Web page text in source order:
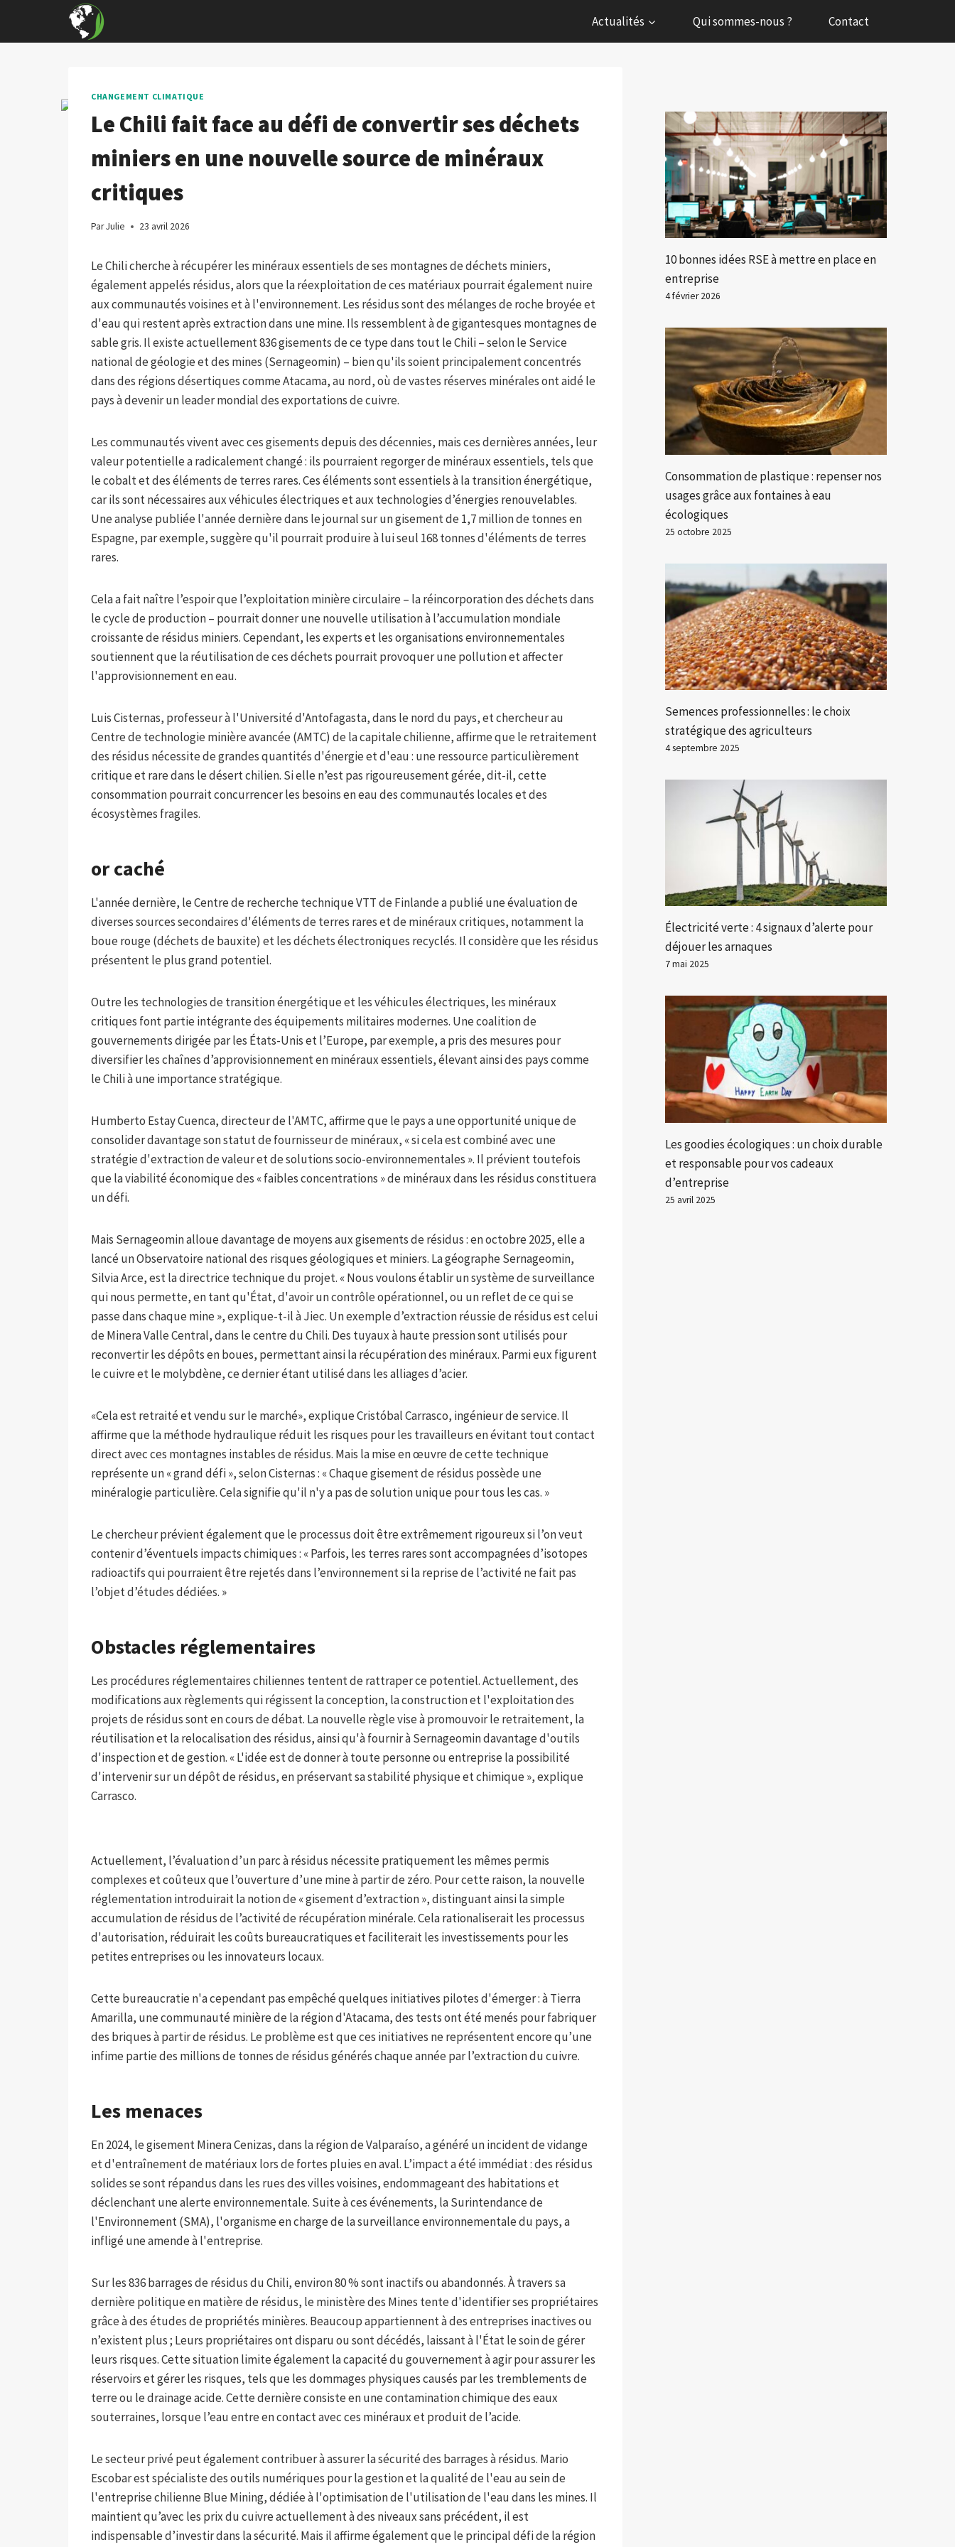
content
Actualités Qui sommes-nous ? Contact
CHANGEMENT CLIMATIQUE
Le Chili fait face au défi de convertir ses déchets
miniers en une nouvelle source de minéraux
critiques
ParJulie 23 avril 2026
Le Chili cherche à récupérer les minéraux essentiels de ses montagnes de déchets miniers,
également appelés résidus, alors que la réexploitation de ces matériaux pourrait également nuire
aux communautés voisines et à l'environnement. Les résidus sont des mélanges de roche broyée et
d'eau qui restent après extraction dans une mine. Ils ressemblent à de gigantesques montagnes de
sable gris. Il existe actuellement 836 gisements de ce type dans tout le Chili – selon le Service
national de géologie et des mines (Sernageomin) – bien qu'ils soient principalement concentrés
dans des régions désertiques comme Atacama, au nord, où de vastes réserves minérales ont aidé le
pays à devenir un leader mondial des exportations de cuivre.
Les communautés vivent avec ces gisements depuis des décennies, mais ces dernières années, leur
valeur potentielle a radicalement changé : ils pourraient regorger de minéraux essentiels, tels que
le cobalt et des éléments de terres rares. Ces éléments sont essentiels à la transition énergétique,
car ils sont nécessaires aux véhicules électriques et aux technologies d’énergies renouvelables.
Une analyse publiée l'année dernière dans le journal sur un gisement de 1,7 million de tonnes en
Espagne, par exemple, suggère qu'il pourrait produire à lui seul 168 tonnes d'éléments de terres
rares.
Cela a fait naître l’espoir que l’exploitation minière circulaire – la réincorporation des déchets dans
le cycle de production – pourrait donner une nouvelle utilisation à l’accumulation mondiale
croissante de résidus miniers. Cependant, les experts et les organisations environnementales
soutiennent que la réutilisation de ces déchets pourrait provoquer une pollution et affecter
l'approvisionnement en eau.
Luis Cisternas, professeur à l'Université d'Antofagasta, dans le nord du pays, et chercheur au
Centre de technologie minière avancée (AMTC) de la capitale chilienne, affirme que le retraitement
des résidus nécessite de grandes quantités d'énergie et d'eau : une ressource particulièrement
critique et rare dans le désert chilien. Si elle n’est pas rigoureusement gérée, dit-il, cette
consommation pourrait concurrencer les besoins en eau des communautés locales et des
écosystèmes fragiles.
or caché
L'année dernière, le Centre de recherche technique VTT de Finlande a publié une évaluation de
diverses sources secondaires d'éléments de terres rares et de minéraux critiques, notamment la
boue rouge (déchets de bauxite) et les déchets électroniques recyclés. Il considère que les résidus
présentent le plus grand potentiel.
Outre les technologies de transition énergétique et les véhicules électriques, les minéraux
critiques font partie intégrante des équipements militaires modernes. Une coalition de
gouvernements dirigée par les États-Unis et l’Europe, par exemple, a pris des mesures pour
diversifier les chaînes d’approvisionnement en minéraux essentiels, élevant ainsi des pays comme
le Chili à une importance stratégique.
Humberto Estay Cuenca, directeur de l'AMTC, affirme que le pays a une opportunité unique de
consolider davantage son statut de fournisseur de minéraux, « si cela est combiné avec une
stratégie d'extraction de valeur et de solutions socio-environnementales ». Il prévient toutefois
que la viabilité économique des « faibles concentrations » de minéraux dans les résidus constituera
un défi.
Mais Sernageomin alloue davantage de moyens aux gisements de résidus : en octobre 2025, elle a
lancé un Observatoire national des risques géologiques et miniers. La géographe Sernageomin,
Silvia Arce, est la directrice technique du projet. « Nous voulons établir un système de surveillance
qui nous permette, en tant qu'État, d'avoir un contrôle opérationnel, ou un reflet de ce qui se
passe dans chaque mine », explique-t-il à Jiec. Un exemple d’extraction réussie de résidus est celui
de Minera Valle Central, dans le centre du Chili. Des tuyaux à haute pression sont utilisés pour
reconvertir les dépôts en boues, permettant ainsi la récupération des minéraux. Parmi eux figurent
le cuivre et le molybdène, ce dernier étant utilisé dans les alliages d’acier.
«Cela est retraité et vendu sur le marché», explique Cristóbal Carrasco, ingénieur de service. Il
affirme que la méthode hydraulique réduit les risques pour les travailleurs en évitant tout contact
direct avec ces montagnes instables de résidus. Mais la mise en œuvre de cette technique
représente un « grand défi », selon Cisternas : « Chaque gisement de résidus possède une
minéralogie particulière. Cela signifie qu'il n'y a pas de solution unique pour tous les cas. »
Le chercheur prévient également que le processus doit être extrêmement rigoureux si l’on veut
contenir d’éventuels impacts chimiques : « Parfois, les terres rares sont accompagnées d’isotopes
radioactifs qui pourraient être rejetés dans l’environnement si la reprise de l’activité ne fait pas
l’objet d’études dédiées. »
Obstacles réglementaires
Les procédures réglementaires chiliennes tentent de rattraper ce potentiel. Actuellement, des
modifications aux règlements qui régissent la conception, la construction et l'exploitation des
projets de résidus sont en cours de débat. La nouvelle règle vise à promouvoir le retraitement, la
réutilisation et la relocalisation des résidus, ainsi qu'à fournir à Sernageomin davantage d'outils
d'inspection et de gestion. « L'idée est de donner à toute personne ou entreprise la possibilité
d'intervenir sur un dépôt de résidus, en préservant sa stabilité physique et chimique », explique
Carrasco.
Actuellement, l’évaluation d’un parc à résidus nécessite pratiquement les mêmes permis
complexes et coûteux que l’ouverture d’une mine à partir de zéro. Pour cette raison, la nouvelle
réglementation introduirait la notion de « gisement d’extraction », distinguant ainsi la simple
accumulation de résidus de l’activité de récupération minérale. Cela rationaliserait les processus
d'autorisation, réduirait les coûts bureaucratiques et faciliterait les investissements pour les
petites entreprises ou les innovateurs locaux.
Cette bureaucratie n'a cependant pas empêché quelques initiatives pilotes d'émerger : à Tierra
Amarilla, une communauté minière de la région d'Atacama, des tests ont été menés pour fabriquer
des briques à partir de résidus. Le problème est que ces initiatives ne représentent encore qu’une
infime partie des millions de tonnes de résidus générés chaque année par l’extraction du cuivre.
Les menaces
En 2024, le gisement Minera Cenizas, dans la région de Valparaíso, a généré un incident de vidange
et d'entraînement de matériaux lors de fortes pluies en aval. L’impact a été immédiat : des résidus
solides se sont répandus dans les rues des villes voisines, endommageant des habitations et
déclenchant une alerte environnementale. Suite à ces événements, la Surintendance de
l'Environnement (SMA), l'organisme en charge de la surveillance environnementale du pays, a
infligé une amende à l'entreprise.
Sur les 836 barrages de résidus du Chili, environ 80 % sont inactifs ou abandonnés. À travers sa
dernière politique en matière de résidus, le ministère des Mines tente d'identifier ses propriétaires
grâce à des études de propriétés minières. Beaucoup appartiennent à des entreprises inactives ou
n’existent plus ; Leurs propriétaires ont disparu ou sont décédés, laissant à l'État le soin de gérer
leurs risques. Cette situation limite également la capacité du gouvernement à agir pour assurer les
réservoirs et gérer les risques, tels que les dommages physiques causés par les tremblements de
terre ou le drainage acide. Cette dernière consiste en une contamination chimique des eaux
souterraines, lorsque l’eau entre en contact avec ces minéraux et produit de l’acide.
Le secteur privé peut également contribuer à assurer la sécurité des barrages à résidus. Mario
Escobar est spécialiste des outils numériques pour la gestion et la qualité de l'eau au sein de
l'entreprise chilienne Blue Mining, dédiée à l'optimisation de l'utilisation de l'eau dans les mines. Il
maintient qu’avec les prix du cuivre actuellement à des niveaux sans précédent, il est
indispensable d’investir dans la sécurité. Mais il affirme également que le principal défi de la région
10 bonnes idées RSE à mettre en place en
entreprise
4 février 2026
Consommation de plastique : repenser nos
usages grâce aux fontaines à eau
écologiques
25 octobre 2025
Semences professionnelles : le choix
stratégique des agriculteurs
4 septembre 2025
Électricité verte : 4 signaux d’alerte pour
déjouer les arnaques
7 mai 2025
Les goodies écologiques : un choix durable
et responsable pour vos cadeaux
d’entreprise
25 avril 2025